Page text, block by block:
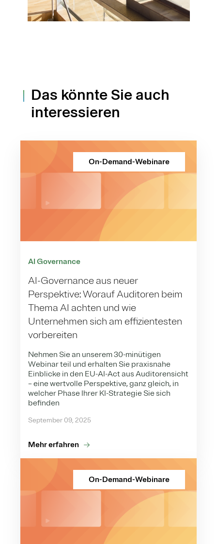
Das könnte Sie auch
interessieren
On-Demand-Webinare
AI Governance
AI-Governance aus neuer
Perspektive: Worauf Auditoren beim
Thema AI achten und wie
Unternehmen sich am effizientesten
vorbereiten
Nehmen Sie an unserem 30-minütigen
Webinar teil und erhalten Sie praxisnahe
Einblicke in den EU-AI-Act aus Auditorensicht
– eine wertvolle Perspektive, ganz gleich, in
welcher Phase Ihrer KI-Strategie Sie sich
befinden
September 09, 2025
Mehr erfahren
On-Demand-Webinare